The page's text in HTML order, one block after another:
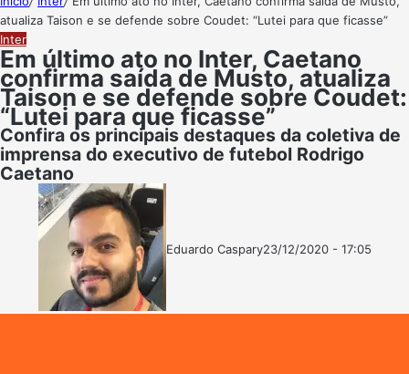
atualiza Taison e se defende sobre Coudet: “Lutei para que ficasse”
Inter
Em último ato no Inter, Caetano
confirma saída de Musto, atualiza
Taison e se defende sobre Coudet:
“Lutei para que ficasse”
Confira os principais destaques da coletiva de
imprensa do executivo de futebol Rodrigo
Caetano
Eduardo CasparyFollow
Mande
23/12/2020 - 17:05